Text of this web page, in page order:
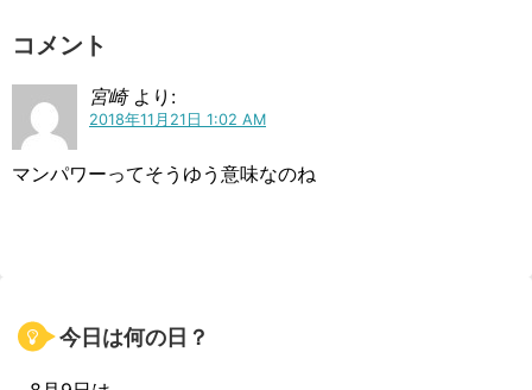
コメント
宮崎 より:
2018年11月21日 1:02 AM
マンパワーってそうゆう意味なのね
今日は何の日？